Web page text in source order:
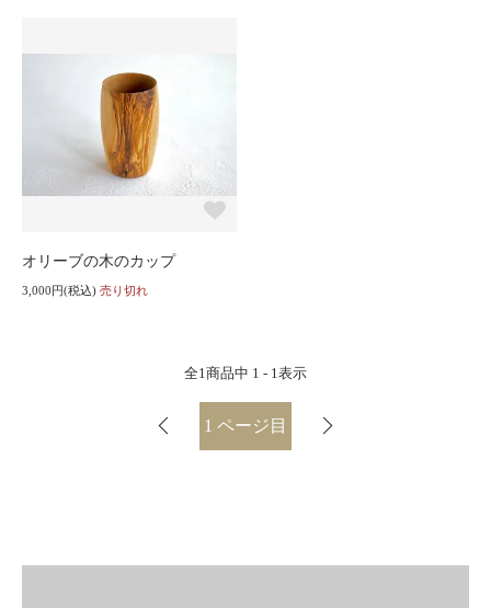
オリーブの木のカップ
3,000円(税込) 売り切れ
全1商品中 1 - 1表示
1 ページ目